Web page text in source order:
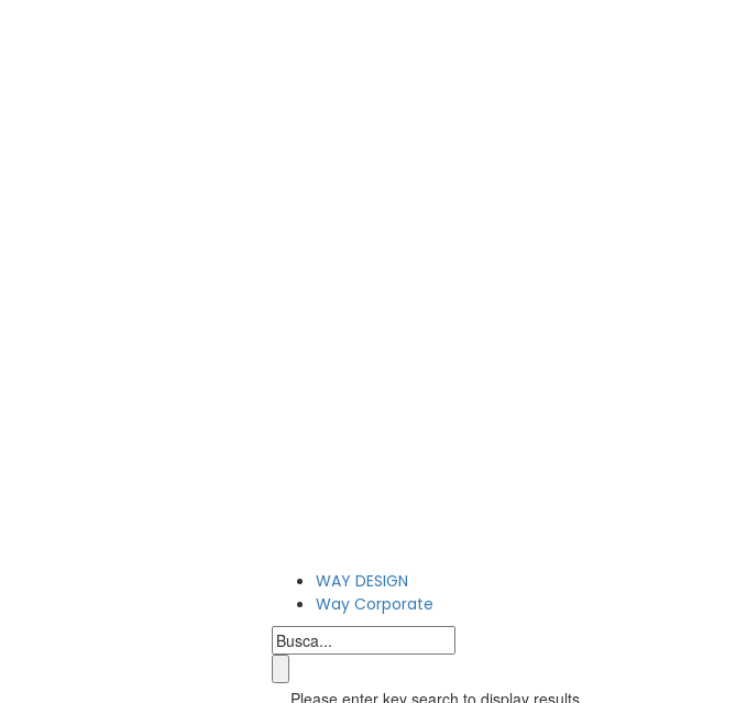
WAY DESIGN
Way Corporate
Please enter key search to display results.